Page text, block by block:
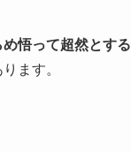
悟って超然とする
ます。